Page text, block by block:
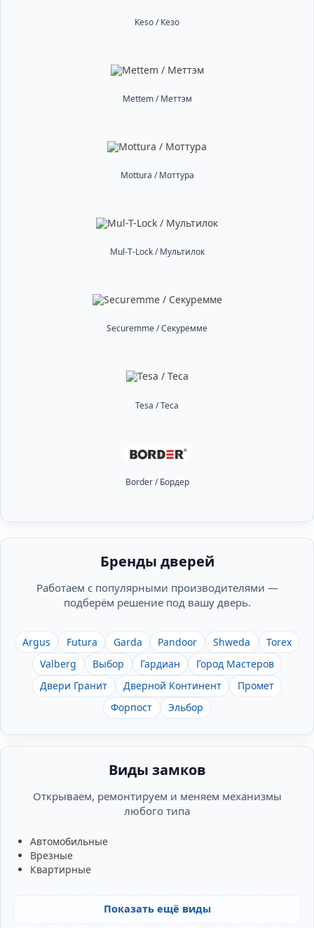
Keso / Кезо
Mettem / Меттэм
Mottura / Моттура
Mul-T-Lock / Мультилок
Securemme / Секуремме
Tesa / Теса
Border / Бордер
Бренды дверей
Работаем с популярными производителями —
подберём решение под вашу дверь.
Argus Futura Garda Pandoor Shweda
Torex
Valberg
Выбор Гардиан
Город Мастеров
Двери Гранит
Дверной Континент
Промет
Форпост
Эльбор
Виды замков
Открываем, ремонтируем и меняем механизмы
любого типа
Автомобильные
Врезные
Квартирные
Показать ещё виды